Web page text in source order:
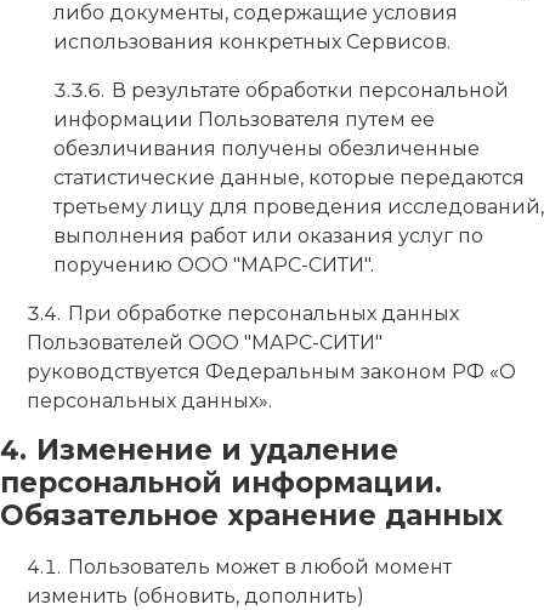
либо документы, содержащие условия
использования конкретных Сервисов.
В результате обработки персональной
информации Пользователя путем ее
обезличивания получены обезличенные
статистические данные, которые передаются
третьему лицу для проведения исследований,
выполнения работ или оказания услуг по
поручению ООО "МАРС-СИТИ".
При обработке персональных данных
Пользователей ООО "МАРС-СИТИ"
руководствуется Федеральным законом РФ «О
персональных данных».
Изменение и удаление
персональной информации.
Обязательное хранение данных
Пользователь может в любой момент
изменить (обновить, дополнить)